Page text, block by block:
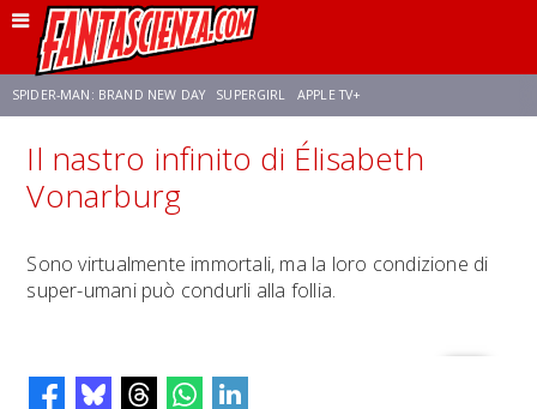
SPIDER-MAN: BRAND NEW DAY SUPERGIRL APPLE TV+
FRANCO RICCIARDIELLO ZENDAYA STAR TREK AVENGERS: DOOMSDAY
Il nastro infinito di Élisabeth
Vonarburg
Sono virtualmente immortali, ma la loro condizione di
super-umani può condurli alla follia.